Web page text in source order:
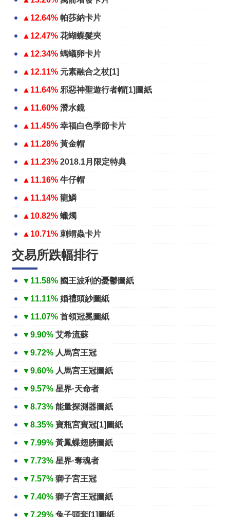
▲12.64% 帕莎納卡片
▲12.47% 花蝴蝶髮夾
▲12.34% 螞蟻卵卡片
▲12.11% 元素融合之杖[1]
▲11.64% 邪惡神聖遊行者帽[1]圖紙
▲11.60% 潛水鏡
▲11.45% 幸福白色季節卡片
▲11.28% 黃金帽
▲11.23% 2018.1月限定特典
▲11.16% 牛仔帽
▲11.14% 龍鱗
▲10.82% 蠟燭
▲10.71% 刺蝟蟲卡片
交易所跌幅排行
▼11.58% 國王波利的憂鬱圖紙
▼11.11% 婚禮頭紗圖紙
▼11.07% 首領冠冕圖紙
▼9.90% 艾希流蘇
▼9.72% 人馬宮王冠
▼9.60% 人馬宮王冠圖紙
▼9.57% 星界·天命者
▼8.73% 能量探測器圖紙
▼8.35% 寶瓶宮寶冠[1]圖紙
▼7.99% 黃鳳蝶翅膀圖紙
▼7.73% 星界·奪魂者
▼7.57% 獅子宮王冠
▼7.40% 獅子宮王冠圖紙
▼7.29% 兔子頭套[1]圖紙